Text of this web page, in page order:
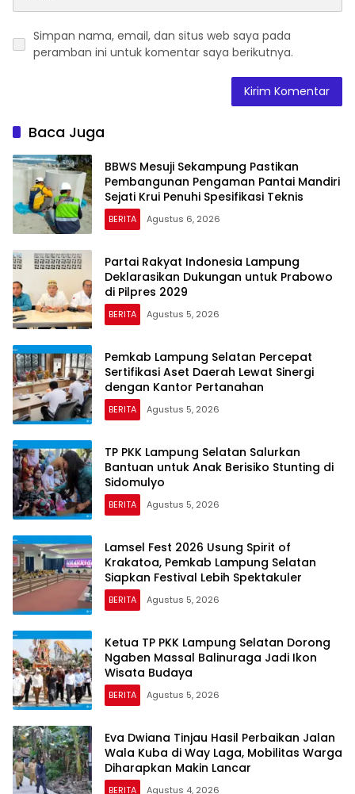
Simpan nama, email, dan situs web saya pada
peramban ini untuk komentar saya berikutnya.
Baca Juga
BBWS Mesuji Sekampung Pastikan
Pembangunan Pengaman Pantai Mandiri
Sejati Krui Penuhi Spesifikasi Teknis
BERITA Agustus 6, 2026
Partai Rakyat Indonesia Lampung
Deklarasikan Dukungan untuk Prabowo
di Pilpres 2029
BERITA Agustus 5, 2026
Pemkab Lampung Selatan Percepat
Sertifikasi Aset Daerah Lewat Sinergi
dengan Kantor Pertanahan
BERITA Agustus 5, 2026
TP PKK Lampung Selatan Salurkan
Bantuan untuk Anak Berisiko Stunting di
Sidomulyo
BERITA Agustus 5, 2026
Lamsel Fest 2026 Usung Spirit of
Krakatoa, Pemkab Lampung Selatan
Siapkan Festival Lebih Spektakuler
BERITA Agustus 5, 2026
Ketua TP PKK Lampung Selatan Dorong
Ngaben Massal Balinuraga Jadi Ikon
Wisata Budaya
BERITA Agustus 5, 2026
Eva Dwiana Tinjau Hasil Perbaikan Jalan
Wala Kuba di Way Laga, Mobilitas Warga
Diharapkan Makin Lancar
BERITA Agustus 4, 2026